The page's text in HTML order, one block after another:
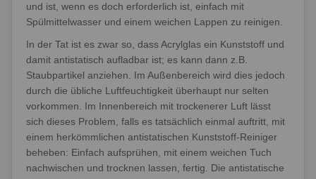
und ist, wenn es doch erforderlich ist, einfach mit
Spülmittelwasser und einem weichen Lappen zu reinigen.
In der Tat ist es zwar so, dass Acrylglas ein Kunststoff und
damit antistatisch aufladbar ist; es kann dann z.B.
Staubpartikel anziehen. Im Außenbereich wird dies jedoch
durch die übliche Luftfeuchtigkeit überhaupt nur selten
vorkommen. Im Innenbereich mit trockenerer Luft lässt
sich dieses Problem, falls es tatsächlich einmal auftritt, mit
einem herkömmlichen antistatischen Kunststoff-Reiniger
beheben: Einfach aufsprühen, mit einem weichen Tuch
nachwischen und trocknen lassen, fertig. Die antistatische